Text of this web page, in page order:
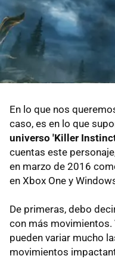
En lo que nos
caso, es en lo que
universo 'Killer
cuentas este
en marzo de 2016
en Xbox One y
De primeras, debo
con más movimientos.
pueden variar mucho
movimientos